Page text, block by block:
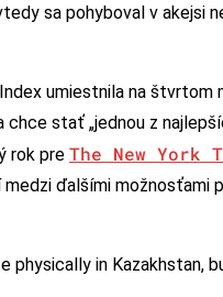
sa pohyboval v akejsi
umiestnila na
chce stať „jednou z
rok pre The New York
ďalšími možnosťami
in Kazakhstan,